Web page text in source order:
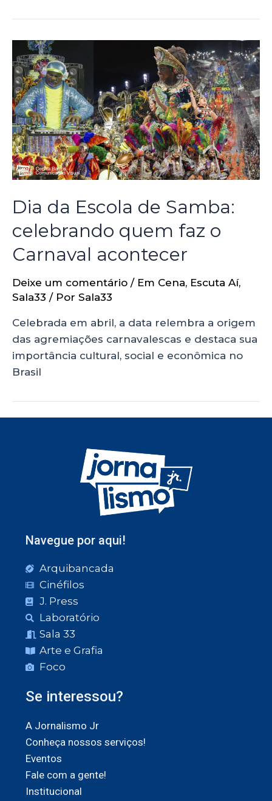
Dia da Escola de Samba:
celebrando quem faz o
Carnaval acontecer
Deixe um comentário / Em Cena, Escuta Aí,
Sala33 / Por Sala33
Celebrada em abril, a data relembra a origem
das agremiações carnavalescas e destaca sua
importância cultural, social e econômica no
Brasil
Navegue por aqui!
Arquibancada
Cinéfilos
J. Press
Laboratório
Sala 33
Arte e Grafia
Foco
Se interessou?
A Jornalismo Jr
Conheça nossos serviços!
Eventos
Fale com a gente!
Institucional